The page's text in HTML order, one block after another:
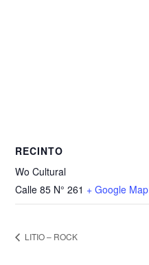
RECINTO
Wo Cultural
Calle 85 N° 261 + Google Map
LITIO – ROCK